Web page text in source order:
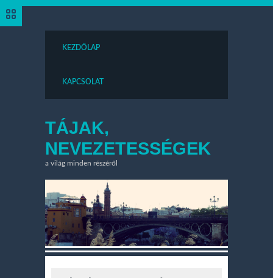
KEZDŐLAP
KAPCSOLAT
TÁJAK,
NEVEZETESSÉGEK
a világ minden részéről